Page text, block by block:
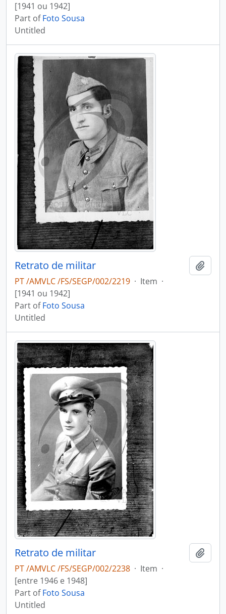
[1941 ou 1942]
Part ofFoto Sousa
Untitled
Retrato de militar
PT /AMVLC /FS/SEGP/002/2219 · Item ·
[1941 ou 1942]
Part ofFoto Sousa
Untitled
Retrato de militar
PT /AMVLC /FS/SEGP/002/2238 · Item ·
[entre 1946 e 1948]
Part ofFoto Sousa
Untitled